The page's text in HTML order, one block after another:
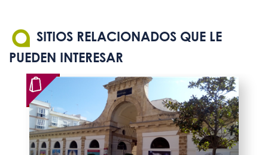
SITIOS RELACIONADOS QUE LE
PUEDEN INTERESAR